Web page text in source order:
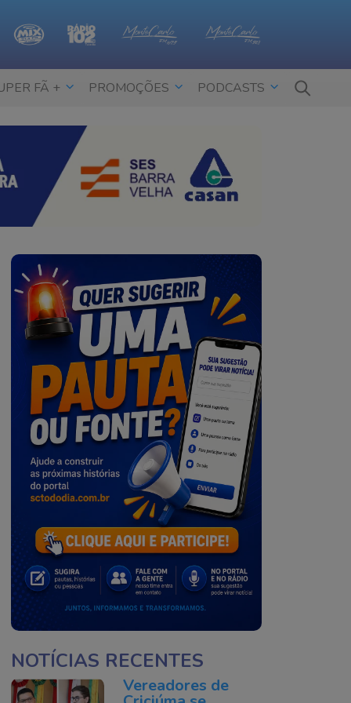
FÃ + PROMOÇÕES PODCASTS
NOTÍCIAS RECENTES
Vereadores de